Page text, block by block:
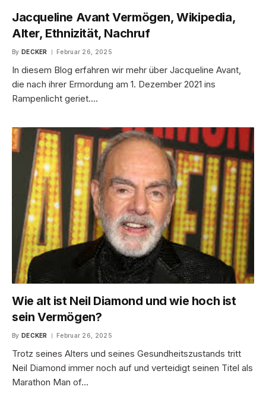
Jacqueline Avant Vermögen, Wikipedia,
Alter, Ethnizität, Nachruf
By DECKER Februar 26, 2025
In diesem Blog erfahren wir mehr über Jacqueline Avant,
die nach ihrer Ermordung am 1. Dezember 2021 ins
Rampenlicht geriet.…
Wie alt ist Neil Diamond und wie hoch ist
sein Vermögen?
By DECKER Februar 26, 2025
Trotz seines Alters und seines Gesundheitszustands tritt
Neil Diamond immer noch auf und verteidigt seinen Titel als
Marathon Man of…